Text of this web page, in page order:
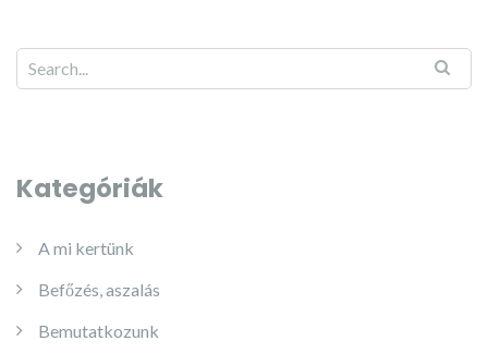
Kategóriák
A mi kertünk
Befőzés, aszalás
Bemutatkozunk